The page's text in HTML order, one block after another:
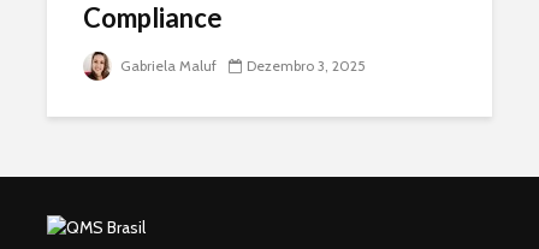
Compliance
Gabriela Maluf Dezembro 3, 2025